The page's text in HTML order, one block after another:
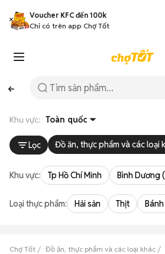
Voucher KFC đến 100k
Chỉ có trên app Chợ Tốt
Khu vực: Toàn quốc
Lọc Đồ ăn, thực phẩm và các loại
Khu vực: Tp Hồ Chí Minh Bình Dương
Loại thực phẩm: Hải sản Thịt
Chợ Tốt Đồ ăn, thực phẩm và các loại khác